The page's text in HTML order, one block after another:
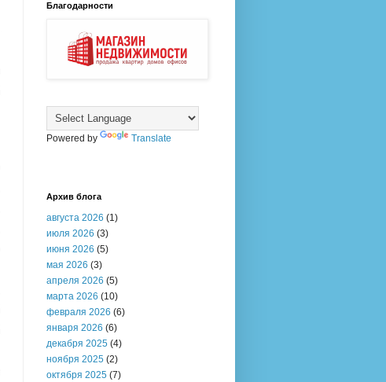
Благодарности
Powered by Translate
Архив блога
августа 2026 (1)
июля 2026 (3)
июня 2026 (5)
мая 2026 (3)
апреля 2026 (5)
марта 2026 (10)
февраля 2026 (6)
января 2026 (6)
декабря 2025 (4)
ноября 2025 (2)
октября 2025 (7)